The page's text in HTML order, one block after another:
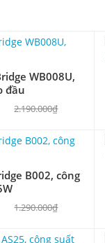
WB008U,
đầu
2.190.000₫
B002, công
1.290.000₫